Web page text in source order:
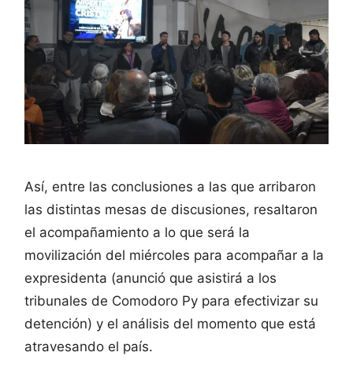
Así, entre las conclusiones a las que arribaron
las distintas mesas de discusiones, resaltaron
el acompañamiento a lo que será la
movilización del miércoles para acompañar a la
expresidenta (anunció que asistirá a los
tribunales de Comodoro Py para efectivizar su
detención) y el análisis del momento que está
atravesando el país.